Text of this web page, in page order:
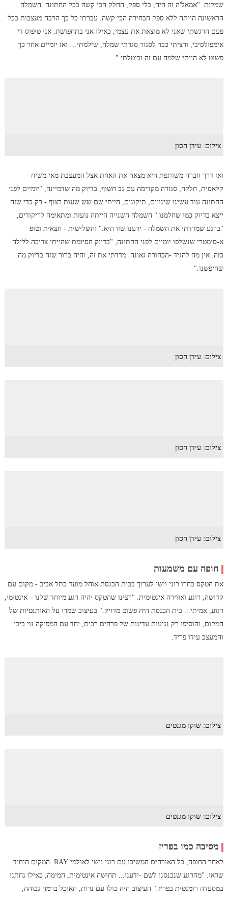
שמלות. "אמאל'ה זה היה, בלי ספק, החלק הכי קשה בכל החתונה. השמלה
הראשונה הייתה ללא ספק הבחירה הכי קשה. עברתי כל כך הרבה מעצבות בכל
פעם הרגשתי שאני לא מוצאת את עצמי, כאילו אני בתחפושת. אני טיפוס די
אימפולסיבי, ורציתי כבר לסגור סגרתי שמלה, שילמתי… ואז יומיים אחר כך
פשוט לא הייתי שלמה עם זה וביטלתי."
צילום: עידן חסון
ואז דרך חברה משותפת היא מצאה את האחת אצל המעצבת מאי משיח -
קלאסית, חלקה, סגורה מקדימה עם גב חשוף, בדיוק מה שדמיינה, "יומיים לפני
החתונה עוד עשינו שינויים, תיקונים, הייתי שם שש שעות רצוף - רק כדי שזה
ייצא בדיוק כמו שחלמנו." השמלה השנייה הייתה נועזת ומתאימה לריקודים,
"ברגע שמדדתי את השמלה - ידענו שזו היא." והשלישית - חצאית וטופ
א-סימטרי שנשלפו יומיים לפני החתונה, "בדיוק הסיומת שהייתי צריכה ללילה
כזה. אין מה להגיד -הבחורה גאונה. מדדתי את זה, והיה ברור שזה בדיוק מה
שחיפשנו."
צילום: עידן חסון
צילום: עידן חסון
צילום: עידן חסון
חופה עם משמעות
את הטקס בחרו רוני וישי לערוך בבית הכנסת אוהל מועד בתל אביב - מקום עם
קדושה, רוגע ואווירה אינטימית. "רצינו שהטקס יהיה רגע מיוחד שלנו – אינטימי,
רגוע, אמיתי... בית הכנסת היה פשוט מדויק." בעיצוב שמרו על האותנטיות של
המקום, והוסיפו רק נגיעות עדינות של פרחים רכים, יחד עם המפיקה נוי ביבי
והמעצב עידו פריד.
צילום: שוקו מגנטים
צילום: שוקו מגנטים
מסיבה כמו בפריז
לאחר החופה, כל האורחים המשיכו עם רוני וישי לאולמי RAY המקום היחיד
שראו. "מהרגע שנכנסנו לשם -ידענו... תחושה אינטימית, חמימה, כאילו נחתנו
במסעדה רומנטית בפריז." העיצוב היה כולו עם נרות, האוכל ברמה גבוהה,